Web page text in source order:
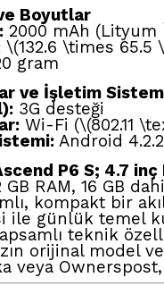
Boyutlar
2000 mAh (Lityum
\(132.6 \times
gram
ve İşletim
3G desteği
Wi-Fi (\(802.11
Android
P6 S; 4.7 inç
RAM, 16 GB
kompakt bir
ile günlük temel
teknik
orijinal model
veya Ownerspost,